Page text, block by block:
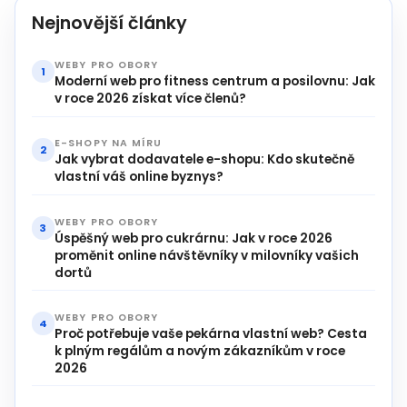
Nejnovější články
1 WEBY PRO OBORY
Moderní web pro fitness centrum a posilovnu: Jak
v roce 2026 získat více členů?
2 E-SHOPY NA MÍRU
Jak vybrat dodavatele e-shopu: Kdo skutečně
vlastní váš online byznys?
3 WEBY PRO OBORY
Úspěšný web pro cukrárnu: Jak v roce 2026
proměnit online návštěvníky v milovníky vašich
dortů
4 WEBY PRO OBORY
Proč potřebuje vaše pekárna vlastní web? Cesta
k plným regálům a novým zákazníkům v roce
2026